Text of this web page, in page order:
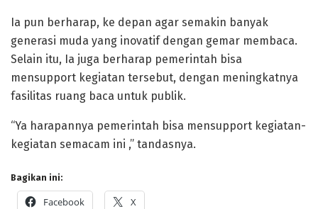
Ia pun berharap, ke depan agar semakin banyak
generasi muda yang inovatif dengan gemar membaca.
Selain itu, Ia juga berharap pemerintah bisa
mensupport kegiatan tersebut, dengan meningkatnya
fasilitas ruang baca untuk publik.
“Ya harapannya pemerintah bisa mensupport kegiatan-
kegiatan semacam ini ,” tandasnya.
Bagikan ini:
Facebook X